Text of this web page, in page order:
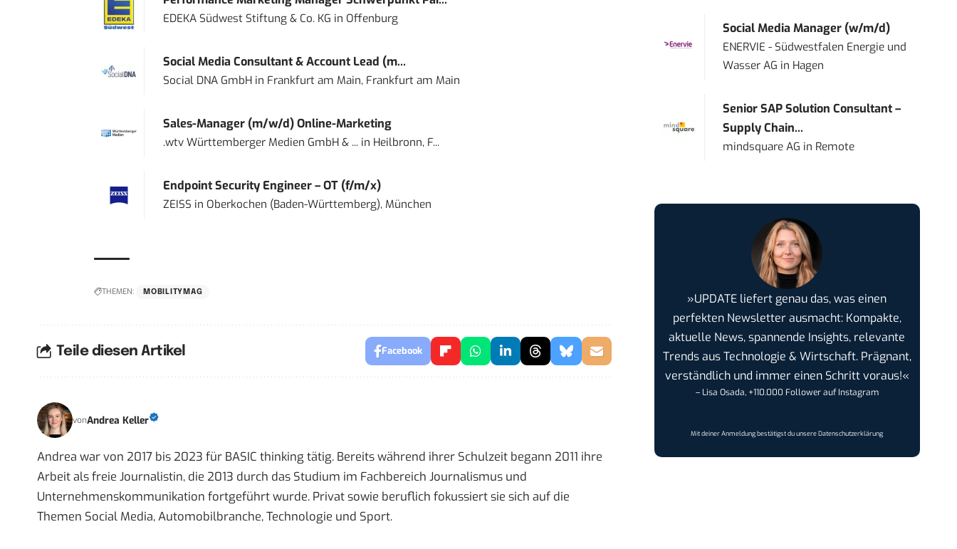
EDEKA Südwest Stiftung & Co. KG in Offenburg
Social Media Consultant & Account Lead (m...
Social DNA GmbHin Frankfurt am Main, Frankfurt am Main
Sales-Manager (m/w/d) Online-Marketing
.wtv Württemberger Medien GmbH & ...in Heilbronn, F...
Endpoint Security Engineer – OT (f/m/x)
ZEISS in Oberkochen (Baden-Württemberg), München
THEMEN: MOBILITYMAG
Teile diesen Artikel Facebook
vonAndrea Keller
Andrea war von 2017 bis 2023 für BASIC thinking tätig. Bereits während ihrer Schulzeit begann 2011 ihre
Arbeit als freie Journalistin, die 2013 durch das Studium im Fachbereich Journalismus und
Unternehmenskommunikation fortgeführt wurde. Privat sowie beruflich fokussiert sie sich auf die
Themen Social Media, Automobilbranche, Technologie und Sport.
Social Media Manager (w/m/d)
ENERVIE - Südwestfalen Energie und
Wasser AG in Hagen
Senior SAP Solution Consultant –
Supply Chain...
mindsquare AG in Remote
»UPDATE liefert genau das, was einen
perfekten Newsletter ausmacht: Kompakte,
aktuelle News, spannende Insights, relevante
Trends aus Technologie & Wirtschaft. Prägnant,
verständlich und immer einen Schritt voraus!«
– Lisa Osada, +110.000 Follower auf Instagram
Mit deiner Anmeldung bestätigst du unsereDatenschutzerklärung